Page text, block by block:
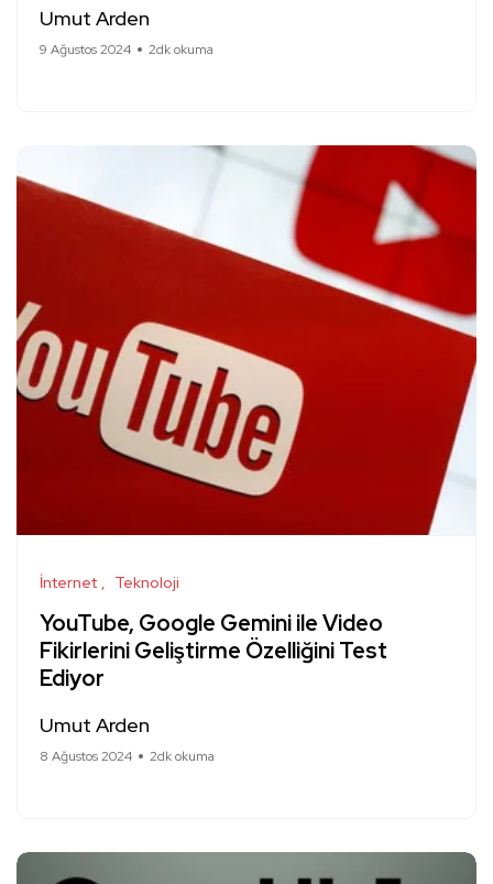
Umut Arden
9 Ağustos 2024 2dk okuma
İnternet Teknoloji
YouTube, Google Gemini ile Video
Fikirlerini Geliştirme Özelliğini Test
Ediyor
Umut Arden
8 Ağustos 2024 2dk okuma